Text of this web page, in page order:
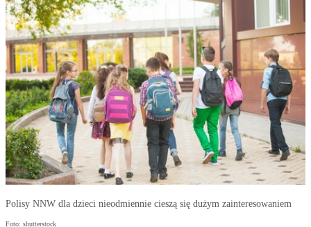
Polisy NNW dla dzieci nieodmiennie cieszą się dużym zainteresowaniem
Foto: shutterstock